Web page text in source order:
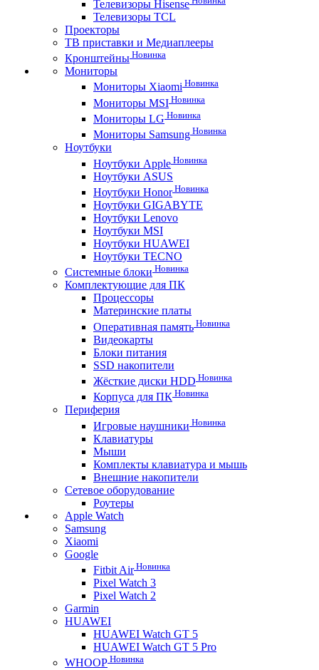
Телевизоры Hisense
Телевизоры TCL
Проекторы
ТВ приставки и Медиаплееры
Кронштейны Новинка
Мониторы
Мониторы Xiaomi Новинка
Мониторы MSI Новинка
Мониторы LG Новинка
Мониторы Samsung Новинка
Ноутбуки
Ноутбуки Apple Новинка
Ноутбуки ASUS
Ноутбуки HonorНовинка
Ноутбуки GIGABYTE
Ноутбуки Lenovo
Ноутбуки MSI
Ноутбуки HUAWEI
Ноутбуки TECNO
Системные блоки Новинка
Комплектующие для ПК
Процессоры
Материнские платы
Оперативная память Новинка
Видеокарты
Блоки питания
SSD накопители
Жёсткие диски HDD Новинка
Корпуса для ПК Новинка
Периферия
Игровые наушники Новинка
Клавиатуры
Мыши
Комплекты клавиатура и мышь
Внешние накопители
Сетевое оборудование
Роутеры
Apple Watch
Samsung
Xiaomi
Google
Fitbit AirНовинка
Pixel Watch 3
Pixel Watch 2
Garmin
HUAWEI
HUAWEI Watch GT 5
HUAWEI Watch GT 5 Pro
WHOOP Новинка